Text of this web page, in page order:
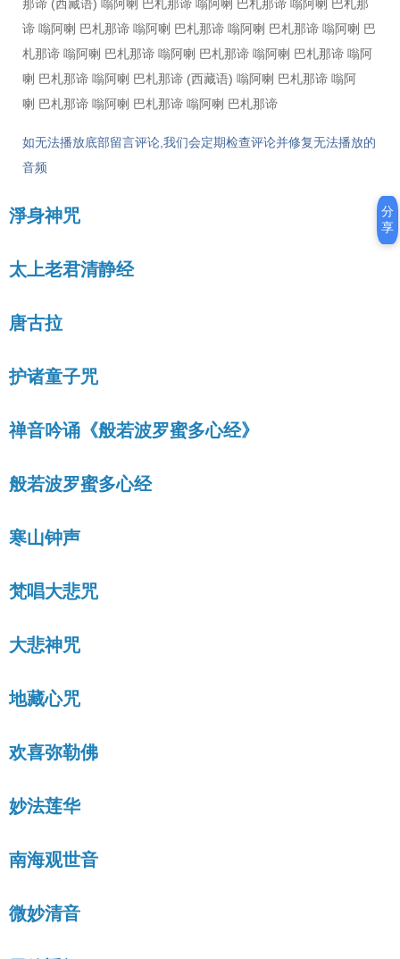
那谛 (西藏语) 嗡阿喇 巴札那谛 嗡阿喇 巴札那谛 嗡阿喇 巴札那
谛 嗡阿喇 巴札那谛 嗡阿喇 巴札那谛 嗡阿喇 巴札那谛 嗡阿喇 巴
札那谛 嗡阿喇 巴札那谛 嗡阿喇 巴札那谛 嗡阿喇 巴札那谛 嗡阿
喇 巴札那谛 嗡阿喇 巴札那谛 (西藏语) 嗡阿喇 巴札那谛 嗡阿
喇 巴札那谛 嗡阿喇 巴札那谛 嗡阿喇 巴札那谛
如无法播放底部留言评论,我们会定期检查评论并修复无法播放的
音频
淨身神咒
太上老君清静经
唐古拉
护诸童子咒
禅音吟诵《般若波罗蜜多心经》
般若波罗蜜多心经
寒山钟声
梵唱大悲咒
大悲神咒
地藏心咒
欢喜弥勒佛
妙法莲华
南海观世音
微妙清音
分
享